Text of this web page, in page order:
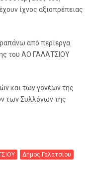
ίχνος αξιοπρέπειας
από περίεργα.
του ΑΟ ΓΑΛΑΤΣΙΟΥ
και των γονέων της
των Συλλόγων της
Δήμος Γαλατσίου